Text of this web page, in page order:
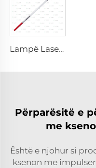
Lampë Laser Xenoni L2051 – 5×70×130 mm
Përparësitë e
me
Është e njohur si
ksenon me